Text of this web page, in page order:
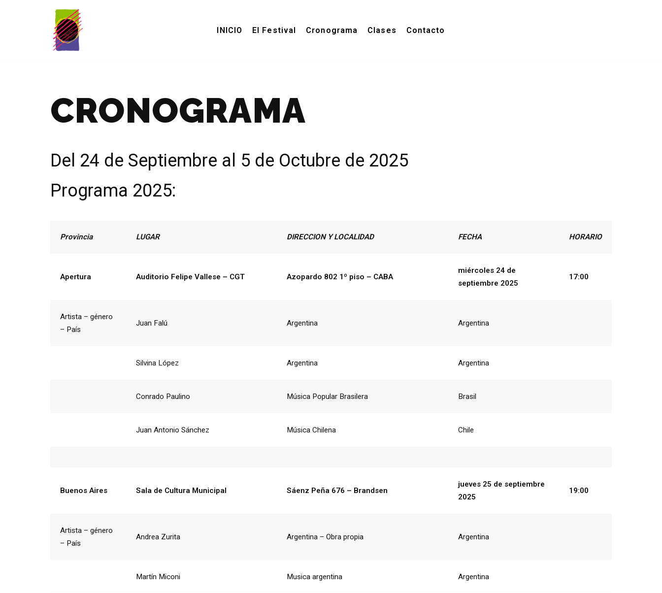
INICIO El Festival Cronograma Clases Contacto
CRONOGRAMA
Del 24 de Septiembre al 5 de Octubre de 2025
Programa 2025:
Provincia LUGAR DIRECCION Y LOCALIDAD FECHA HORARIO
Apertura Auditorio Felipe Vallese – CGT Azopardo 802 1º piso – CABA
miércoles 24 de
septiembre 2025
17:00
Artista – género
– País
Juan Falú Argentina Argentina
Silvina López Argentina Argentina
Conrado Paulino Música Popular Brasilera Brasil
Juan Antonio Sánchez Música Chilena Chile
Buenos Aires Sala de Cultura Municipal Sáenz Peña 676 – Brandsen
jueves 25 de septiembre
2025
19:00
Artista – género
– País
Andrea Zurita Argentina – Obra propia Argentina
Martín Miconi Musica argentina Argentina